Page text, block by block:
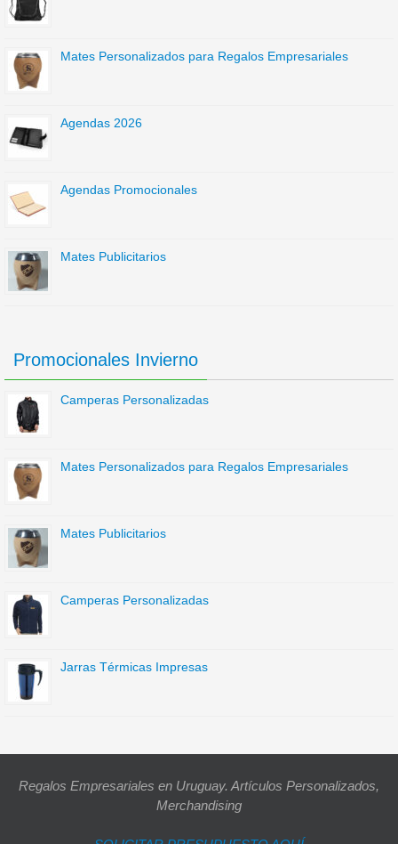
Mates Personalizados para Regalos Empresariales
Agendas 2026
Agendas Promocionales
Mates Publicitarios
Promocionales Invierno
Camperas Personalizadas
Mates Personalizados para Regalos Empresariales
Mates Publicitarios
Camperas Personalizadas
Jarras Térmicas Impresas
Regalos Empresariales en Uruguay. Artículos Personalizados,
Merchandising